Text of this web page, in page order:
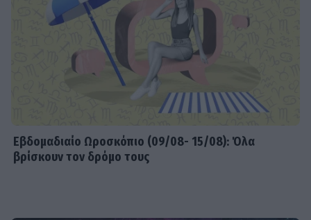
Εβδομαδιαίo Ωροσκόπιο (09/08- 15/08): Όλα
βρίσκουν τον δρόμο τους